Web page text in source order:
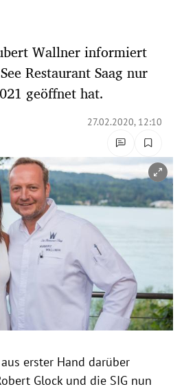
Wallner informiert
Restaurant Saag nur
geöffnet hat.
27.02.2020, 12:10
erster Hand darüber
Glockund die SIG nun